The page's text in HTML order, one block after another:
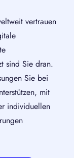
vertrauen
sind Sie dran.
Sie bei
mit
individuellen